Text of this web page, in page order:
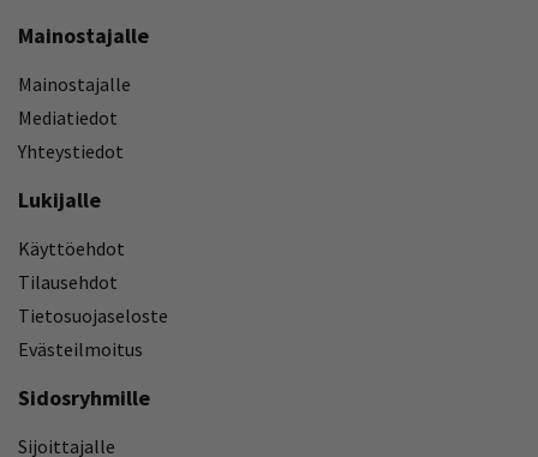
Mainostajalle
Mainostajalle
Mediatiedot
Yhteystiedot
Lukijalle
Käyttöehdot
Tilausehdot
Tietosuojaseloste
Evästeilmoitus
Sidosryhmille
Sijoittajalle